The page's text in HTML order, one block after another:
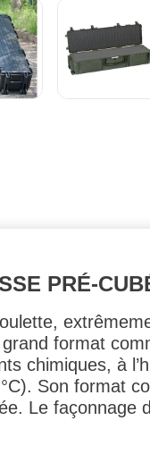
PRÉ-
format
chimiques, à
Son format
Le façonnage